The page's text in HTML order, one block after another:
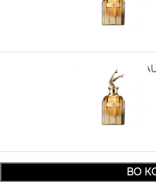
6.140,00
JEAN PAUL
7.550,00
ВО